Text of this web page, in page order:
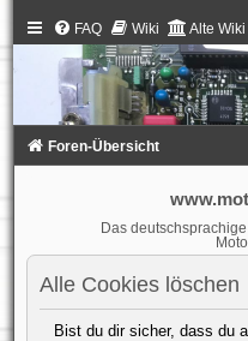
FAQ Wiki Alte Wiki
Foren-Übersicht
Das
Alle Cookies löschen
Bist du dir sicher, dass du